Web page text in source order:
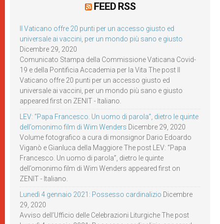
FEED RSS
Il Vaticano offre 20 punti per un accesso giusto ed
universale ai vaccini, per un mondo più sano e giusto
Dicembre 29, 2020
Comunicato Stampa della Commissione Vaticana Covid-
19 e della Pontificia Accademia per la Vita The post Il
Vaticano offre 20 punti per un accesso giusto ed
universale ai vaccini, per un mondo più sano e giusto
appeared first on ZENIT - Italiano.
LEV: “Papa Francesco. Un uomo di parola”, dietro le quinte
dell’omonimo film di Wim Wenders Dicembre 29, 2020
Volume fotografico a cura di monsignor Dario Edoardo
Viganò e Gianluca della Maggiore The post LEV: “Papa
Francesco. Un uomo di parola”, dietro le quinte
dell’omonimo film di Wim Wenders appeared first on
ZENIT - Italiano.
Lunedì 4 gennaio 2021: Possesso cardinalizio Dicembre
29, 2020
Avviso dell’Ufficio delle Celebrazioni Liturgiche The post